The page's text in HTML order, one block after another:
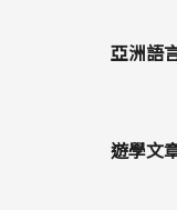
亞洲語
遊學文